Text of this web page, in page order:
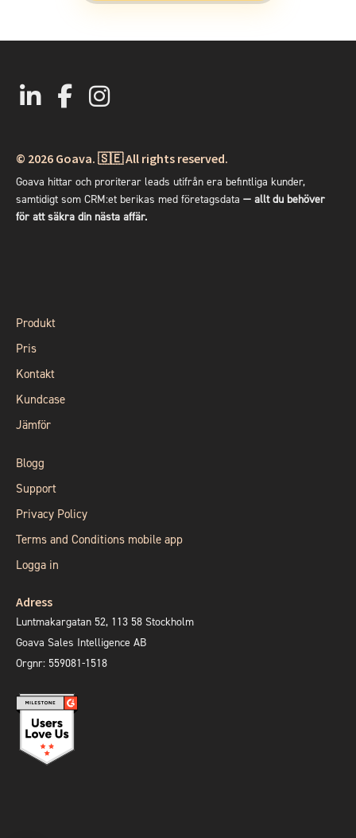
© 2026 Goava. 🇸🇪 All rights reserved.
Goava hittar och proriterar leads utifrån era befintliga kunder,
samtidigt som CRM:et berikas med företagsdata — allt du behöver
för att säkra din nästa affär.
Produkt
Pris
Kontakt
Kundcase
Jämför
Blogg
Support
Privacy Policy
Terms and Conditions mobile app
Logga in
Adress
Luntmakargatan 52, 113 58 Stockholm
Goava Sales Intelligence AB
Orgnr: 559081-1518